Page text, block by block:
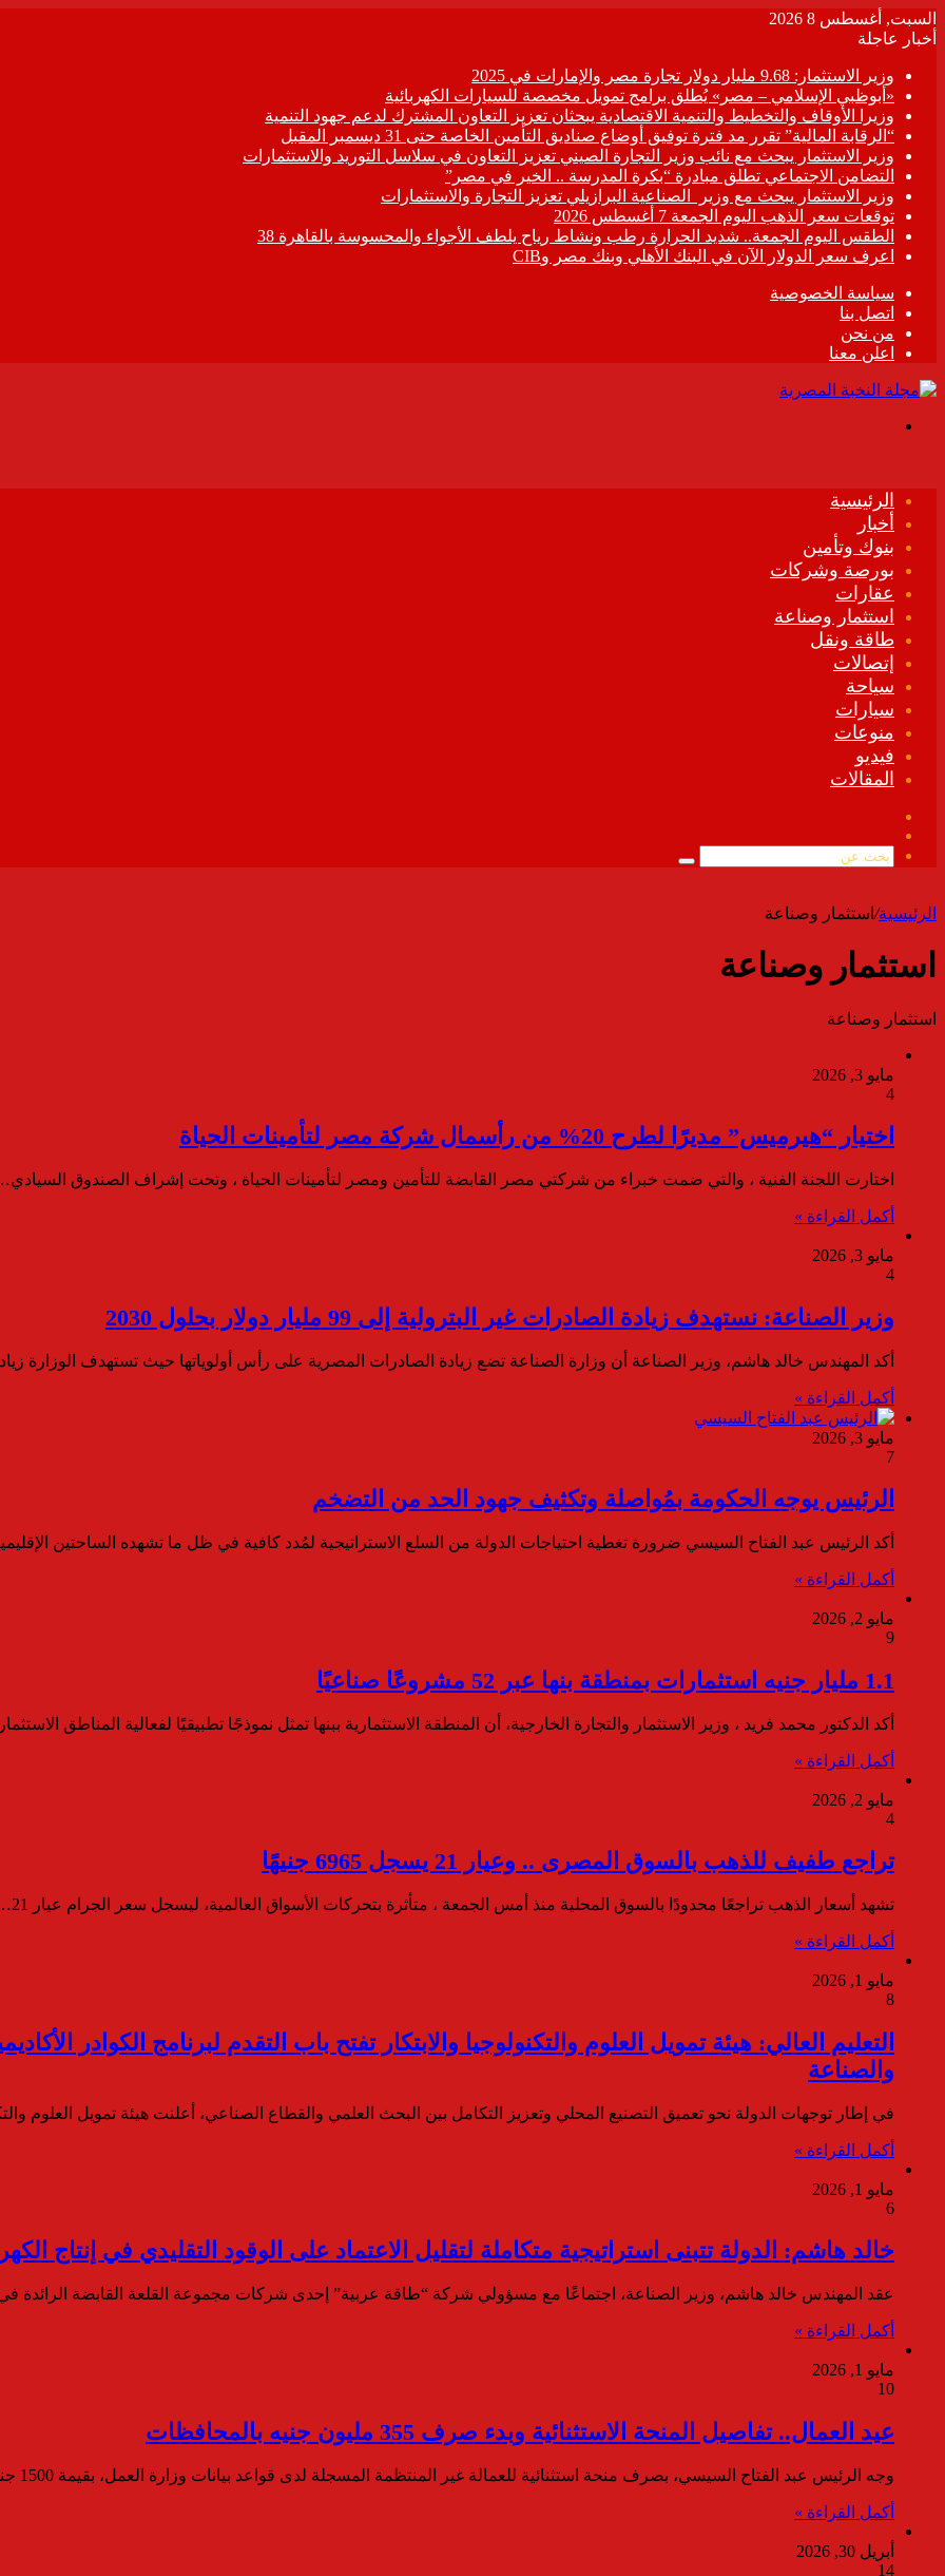
السبت, أغسطس 8 2026
أخبار عاجلة
وزير الاستثمار: 9.68 مليار دولار تجارة مصر والإمارات في 2025
«أبوظبي الإسلامي – مصر» يُطلق برامج تمويل مخصصة للسيارات الكهربائية
وزيرا الأوقاف والتخطيط والتنمية الاقتصادية يبحثان تعزيز التعاون المشترك لدعم جهود التنمية
“الرقابة المالية” تقرر مد فترة توفيق أوضاع صناديق التأمين الخاصة حتى 31 ديسمبر المقبل
وزير الاستثمار يبحث مع نائب وزير التجارة الصيني تعزيز التعاون في سلاسل التوريد والاستثمارات
التضامن الاجتماعي تطلق مبادرة “بكرة المدرسة .. الخير في مصر”
وزير الاستثمار يبحث مع وزير الصناعية البرازيلي تعزيز التجارة والاستثمارات
توقعات سعر الذهب اليوم الجمعة 7 أغسطس 2026
الطقس اليوم الجمعة.. شديد الحرارة رطب ونشاط رياح يلطف الأجواء والمحسوسة بالقاهرة 38
اعرف سعر الدولار الآن في البنك الأهلي وبنك مصر وCIB
سياسة الخصوصية
اتصل بنا
من نحن
اعلن معنا
الرئيسية
أخبار
بنوك وتأمين
بورصة وشركات
عقارات
استثمار وصناعة
طاقة ونقل
إتصالات
سياحة
سيارات
منوعات
فيديو
المقالات
الموقع
بحث
الرئيسية/ استثمار وصناعة
استثمار وصناعة
استثمار وصناعة
مايو 3, 2026
4
اختيار “هيرميس” مديرًا لطرح 20% من رأسمال شركة مصر لتأمينات الحياة
اختارت اللجنة الفنية ، والتي ضمت خبراء من شركتي مصر القابضة للتأمين ومصر لتأمينات الحياة ، وتحت إشراف الصندوق
أكمل القراءة »
مايو 3, 2026
4
وزير الصناعة: نستهدف زيادة الصادرات غير البترولية إلى 99 مليار دولار بحلول 2030
أكد المهندس خالد هاشم، وزير الصناعة أن وزارة الصناعة تضع زيادة الصادرات المصرية على رأس أولوياتها حيث تستهدف الوزارة
أكمل القراءة »
مايو 3, 2026
7
الرئيس يوجه الحكومة بمُواصلة وتكثيف جهود الحد من التضخم
أكد الرئيس عبد الفتاح السيسي ضرورة تغطية احتياجات الدولة من السلع الاستراتيجية لمُدد كافية في ظل ما تشهده الساحتين
أكمل القراءة »
مايو 2, 2026
9
1.1 مليار جنيه استثمارات بمنطقة بنها عبر 52 مشروعًا صناعيًا
أكد الدكتور محمد فريد ، وزير الاستثمار والتجارة الخارجية، أن المنطقة الاستثمارية ببنها تمثل نموذجًا تطبيقيًا لفعالية المناطق
أكمل القراءة »
مايو 2, 2026
4
تراجع طفيف للذهب بالسوق المصرى .. وعيار 21 يسجل 6965 جنيهًا
تشهد أسعار الذهب تراجعًا محدودًا بالسوق المحلية منذ أمس الجمعة ، متأثرة بتحركات الأسواق العالمية، ليسجل سعر الجرام عيار 21…
أكمل القراءة »
مايو 1, 2026
8
التعليم العالي: هيئة تمويل العلوم والتكنولوجيا والابتكار تفتح باب التقدم لبرنامج الكوادر
والصناعة
في إطار توجهات الدولة نحو تعميق التصنيع المحلي وتعزيز التكامل بين البحث العلمي والقطاع الصناعي، أعلنت هيئة تمويل العلوم
أكمل القراءة »
مايو 1, 2026
6
خالد هاشم: الدولة تتبنى استراتيجية متكاملة لتقليل الاعتماد على الوقود التقليدي في إنتاج
عقد المهندس خالد هاشم، وزير الصناعة، اجتماعًا مع مسؤولي شركة “طاقة عربية” إحدى شركات مجموعة القلعة القابضة الرائدة
أكمل القراءة »
مايو 1, 2026
10
عيد العمال.. تفاصيل المنحة الاستثنائية وبدء صرف 355 مليون جنيه بالمحافظات
وجه الرئيس عبد الفتاح السيسي، بصرف منحة استثنائية للعمالة غير المنتظمة المسجلة لدى قواعد بيانات وزارة العمل، بقيمة 1500 جنيه…
أكمل القراءة »
أبريل 30, 2026
14